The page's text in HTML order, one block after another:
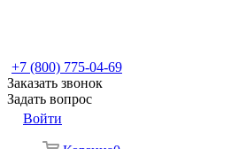
+7 (800) 775-04-69
Заказать звонок
Задать вопрос
Войти